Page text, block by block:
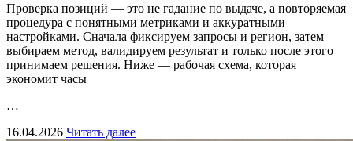
Проверка позиций — это не гадание по выдаче, а повторяемая
процедура с понятными метриками и аккуратными
настройками. Сначала фиксируем запросы и регион, затем
выбираем метод, валидируем результат и только после этого
принимаем решения. Ниже — рабочая схема, которая
экономит часы
…
16.04.2026 Читать далее